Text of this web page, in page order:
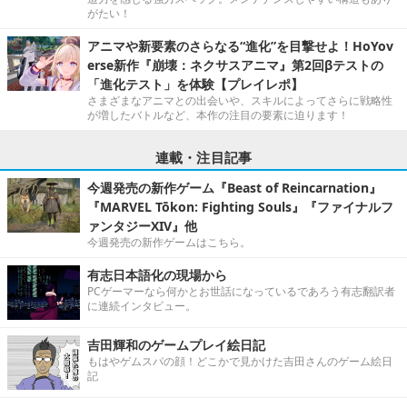
がたい！
アニマや新要素のさらなる“進化”を目撃せよ！HoYov
erse新作『崩壊：ネクサスアニマ』第2回βテストの
「進化テスト」を体験【プレイレポ】
さまざまなアニマとの出会いや、スキルによってさらに戦略性
が増したバトルなど、本作の注目の要素に迫ります！
連載・注目記事
今週発売の新作ゲーム『Beast of Reincarnation』
『MARVEL Tōkon: Fighting Souls』『ファイナルフ
ァンタジーXIV』他
今週発売の新作ゲームはこちら。
有志日本語化の現場から
PCゲーマーなら何かとお世話になっているであろう有志翻訳者
に連続インタビュー。
吉田輝和のゲームプレイ絵日記
もはやゲムスパの顔！どこかで見かけた吉田さんのゲーム絵日
記